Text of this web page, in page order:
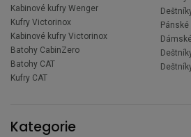
Kabinové kufry Wenger
Kufry Victorinox
Kabinové kufry Victorinox
Batohy CabinZero
Batohy CAT
Kufry CAT
Pánské
Kategorie